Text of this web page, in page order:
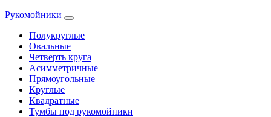
Рукомойники
Полукруглые
Овальные
Четверть круга
Асимметричные
Прямоугольные
Круглые
Квадратные
Тумбы под рукомойники